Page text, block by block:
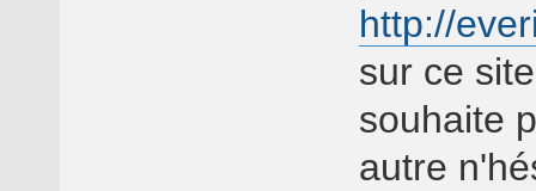
http://
sur ce
souhaite
autre